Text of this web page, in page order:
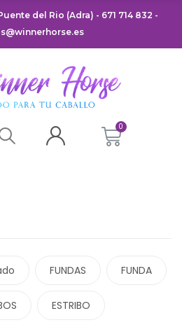
del Rio (Adra) - 671 714 832 -
FUNDAS FUNDA
ESTRIBO